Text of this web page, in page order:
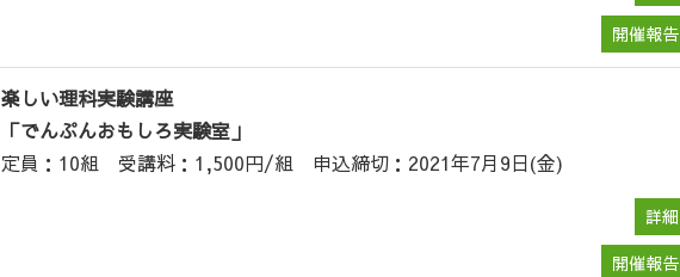
開催報告
楽しい理科実験講座
「でんぷんおもしろ実験室」
定員：10組 受講料：1,500円/組 申込締切：2021年7月9日(金)
詳細
開催報告